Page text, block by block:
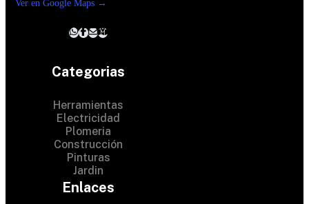
Ver en Google Maps →
Categorias
Herramientas
Electricidad
Plomeria
Construcción
Pinturas
Jardin
Enlaces